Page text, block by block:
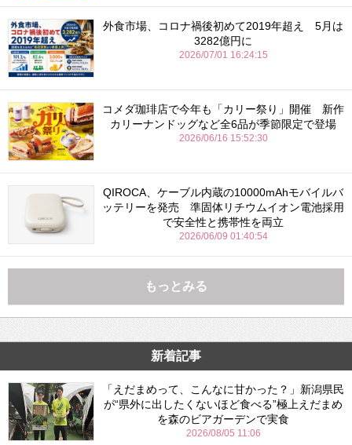
外食市場、コロナ禍後初めて2019年超え 5月は
3282億円に
2026/07/01 16:24:15
コメダ珈琲店で今年も「カリー祭り」開催 新作
カリーナンドッグなど全6品が季節限定で登場
2026/06/16 15:52:30
QIROCA、ケーブル内蔵の10000mAhモバイルバ
ッテリーを発売 準固体リチウムイオン電池採用
で安全性と携帯性を両立
2026/06/09 01:40:54
もっとみる
新着記事
「えだまめって、こんなに甘かった？」新潟県民
が“県外に出したくないほど食べる”極上えだまめ
を森のビアガーデンで実食
2026/08/05 11:06